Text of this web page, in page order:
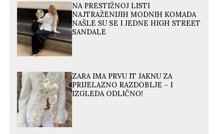
NA PRESTIŽNOJ LISTI
NAJTRAŽENIJIH MODNIH KOMADA
NAŠLE SU SE I JEDNE HIGH STREET
SANDALE
ZARA IMA PRVU IT JAKNU ZA
PRIJELAZNO RAZDOBLJE – I
IZGLEDA ODLIČNO!